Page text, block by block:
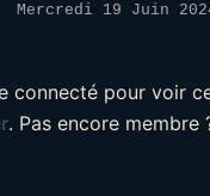
Mercredi 19 Juin
connecté pour voir
. Pas encore membre